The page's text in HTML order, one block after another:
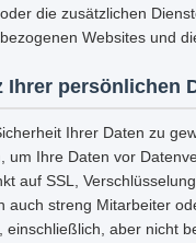
die zusätzlichen
Websites und
Ihrer persönlichen
Ihrer Daten zu
um Ihre Daten vor
auf SSL,
auch streng Mitarbeiter
einschließlich, aber nicht